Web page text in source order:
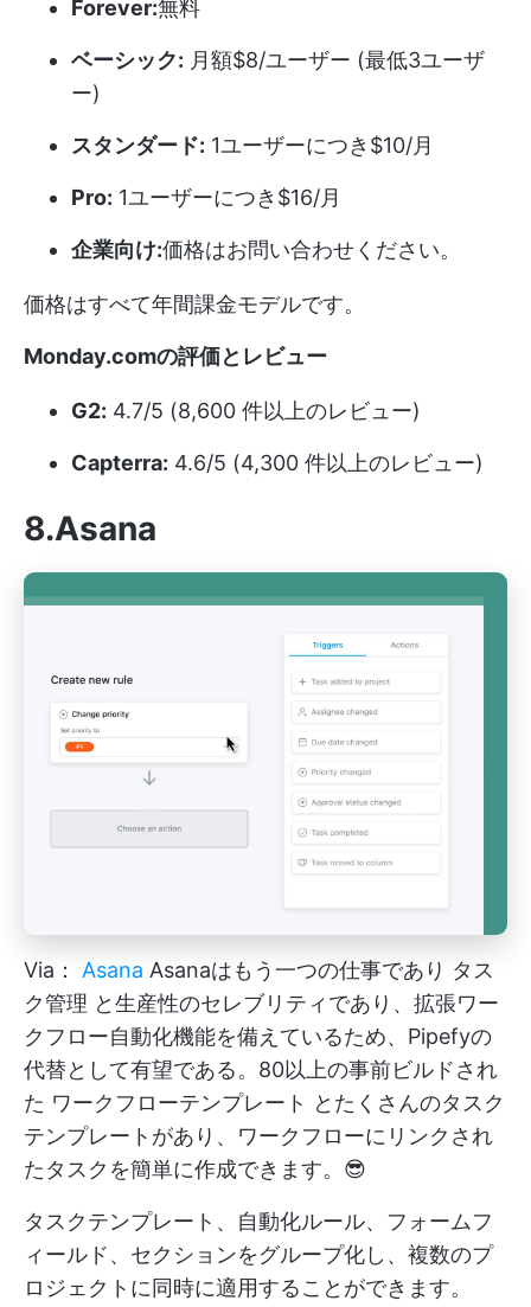
Forever:無料
ベーシック: 月額$8/ユーザー (最低3ユーザ
ー)
スタンダード: 1ユーザーにつき$10/月
Pro: 1ユーザーにつき$16/月
企業向け:価格はお問い合わせください。
価格はすべて年間課金モデルです。
Monday.comの評価とレビュー
G2: 4.7/5 (8,600 件以上のレビュー)
Capterra: 4.6/5 (4,300 件以上のレビュー)
8.Asana
Via： Asana Asanaはもう一つの仕事であり タス
ク管理 と生産性のセレブリティであり、拡張ワー
クフロー自動化機能を備えているため、Pipefyの
代替として有望である。80以上の事前ビルドされ
た ワークフローテンプレート とたくさんのタスク
テンプレートがあり、ワークフローにリンクされ
たタスクを簡単に作成できます。😎
タスクテンプレート、自動化ルール、フォームフ
ィールド、セクションをグループ化し、複数のプ
ロジェクトに同時に適用することができます。